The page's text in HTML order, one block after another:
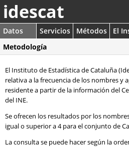
idescat
Datos Servicios Métodos
El
Metodología
El Instituto de Estadística de Cataluña
relativa a la frecuencia de los nombres y
residente a partir de la información del
del INE.
Se ofrecen los resultados por los
igual o superior a 4 para el conjunto de
La consulta se puede hacer según la